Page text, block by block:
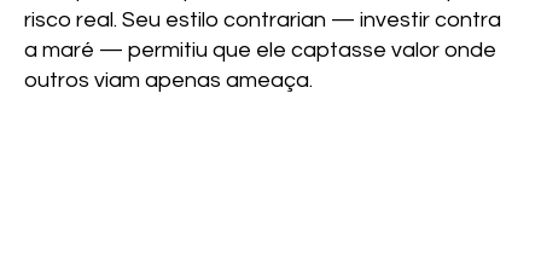
risco real. Seu estilo contrarian — investir contra
a maré — permitiu que ele captasse valor onde
outros viam apenas ameaça.